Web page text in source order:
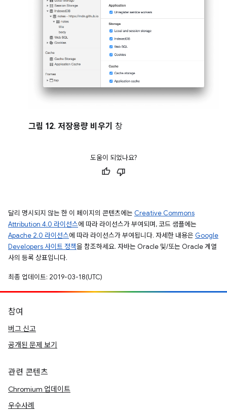
그림 12. 저장용량 비우기 창
도움이 되었나요?
달리 명시되지 않는 한 이 페이지의 콘텐츠에는 Creative Commons
Attribution 4.0 라이선스에 따라 라이선스가 부여되며, 코드 샘플에는
Apache 2.0 라이선스에 따라 라이선스가 부여됩니다. 자세한 내용은 Google
Developers 사이트 정책을 참조하세요. 자바는 Oracle 및/또는 Oracle 계열
사의 등록 상표입니다.
최종 업데이트: 2019-03-18(UTC)
참여
버그 신고
공개된 문제 보기
관련 콘텐츠
Chromium 업데이트
우수사례